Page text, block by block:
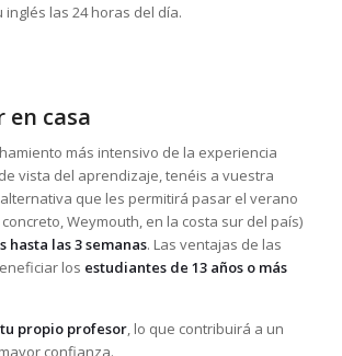
inglés las 24 horas del día.
en casa
más intensivo de la experiencia
vista del aprendizaje, tenéis a vuestra
que les permitirá pasar el verano
Weymouth, en la costa sur del país)
hasta las 3 semanas. Las ventajas de las
los estudiantes de 13 años o más
propio profesor, lo que contribuirá a un
confianza.